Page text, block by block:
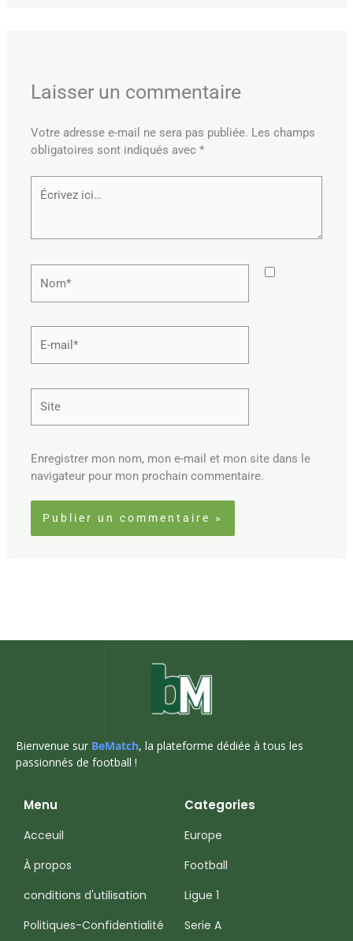
Laisser un commentaire
Votre adresse e-mail ne sera pas publiée. Les champs
obligatoires sont indiqués avec*
Écrivez
ici…
mail*
Enregistrer mon nom, mon e-mail et mon site dans le
navigateur pour mon prochain commentaire.
Bienvenue sur BeMatch, la plateforme dédiée à tous les
passionnés de football !
Menu
Acceuil
À propos
conditions d'utilisation
Politiques-Confidentialité
Categories
Europe
Football
Ligue 1
Serie A